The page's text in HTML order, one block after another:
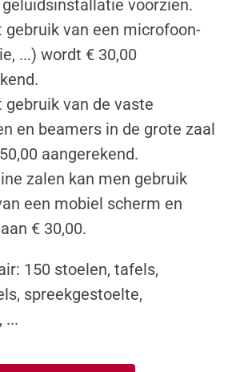
voorzien.
gebruik van een microfoon-
...) wordt € 30,00
gebruik van de vaste
en beamers in de grote zaal
aangerekend.
zalen kan men gebruik
een mobiel scherm en
€ 30,00.
150 stoelen, tafels,
spreekgestoelte,
...